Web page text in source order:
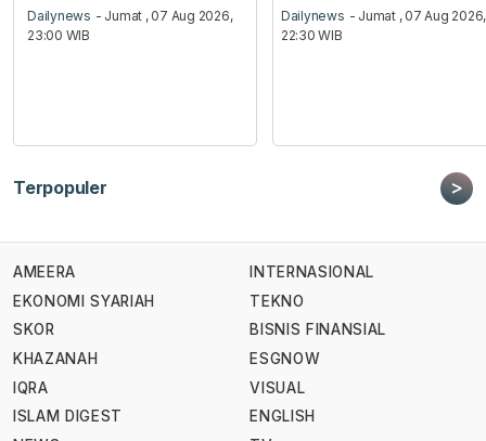
Dailynews - Jumat , 07 Aug 2026,
23:00 WIB
Dailynews - Jumat , 07 Aug 2026,
22:30 WIB
Terpopuler >
AMEERA
EKONOMI SYARIAH
SKOR
KHAZANAH
IQRA
ISLAM DIGEST
INTERNASIONAL
TEKNO
BISNIS FINANSIAL
ESGNOW
VISUAL
ENGLISH